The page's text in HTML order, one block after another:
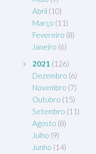
Abril (10)
Março (11)
Fevereiro (8)
Janeiro (6)
2021 (126)
Dezembro (6)
Novembro (7)
Outubro (15)
Setembro (11)
Agosto (8)
Julho (9)
Junho (14)